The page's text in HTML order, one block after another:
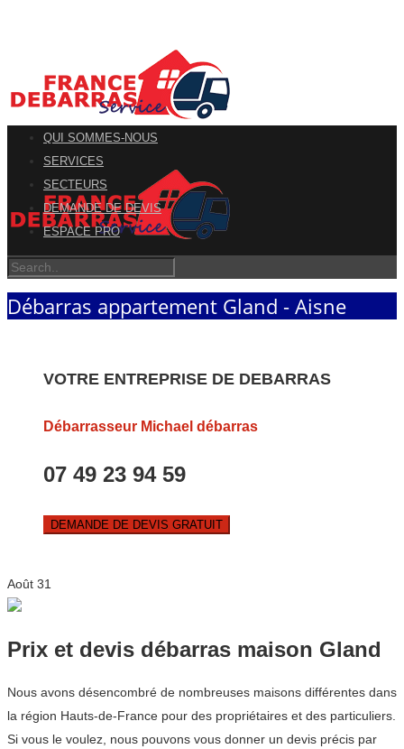
QUI SOMMES-NOUS
SERVICES
SECTEURS
DEMANDE DE DEVIS
ESPACE PRO
Débarras appartement Gland - Aisne
VOTRE ENTREPRISE DE DEBARRAS
Débarrasseur Michael débarras
07 49 23 94 59
DEMANDE DE DEVIS GRATUIT
Août 31
Prix et devis débarras maison Gland
Nous avons désencombré de nombreuses maisons différentes dans
la région Hauts-de-France pour des propriétaires et des particuliers.
Si vous le voulez, nous pouvons vous donner un devis précis par